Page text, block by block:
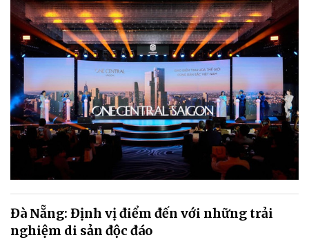
Đà Nẵng: Định vị điểm đến với những trải
nghiệm di sản độc đáo